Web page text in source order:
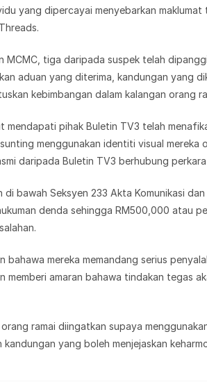
yang dipercayai menyebarkan
MCMC, tiga daripada suspek telah
aduan yang diterima, kandungan yang
kebimbangan dalam kalangan orang
mendapati pihak Buletin TV3 telah
menggunakan identiti visual mereka
daripada Buletin TV3 berhubung
di bawah Seksyen 233 Akta Komunikasi
denda sehingga RM500,000 atau
bahawa mereka memandang serius
memberi amaran bahawa tindakan tegas
orang ramai diingatkan supaya
kandungan yang boleh menjejaskan